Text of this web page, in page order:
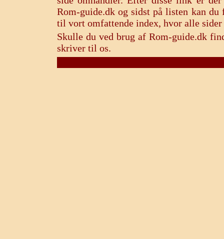
Rom-guide.dk og sidst på listen kan
til vort omfattende index, hvor alle
Skulle du ved brug af Rom-guide.dk
skriver til os.